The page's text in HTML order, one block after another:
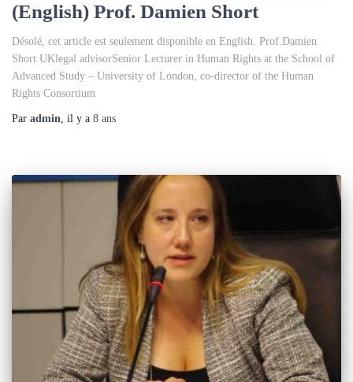
(English) Prof. Damien Short
Désolé, cet article est seulement disponible en English. Prof.Damien
Short UKlegal advisorSenior Lecturer in Human Rights at the School of
Advanced Study – University of London, co-director of the Human
Rights Consortium
Par admin, il y a 8 ans